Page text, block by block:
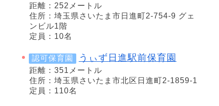
距離：252メートル
住所：埼玉県さいたま市日進町2-754-9 グェ
ンビル1階
定員：10名
認可保育園 うぃず日進駅前保育園
距離：351メートル
住所：埼玉県さいたま市北区日進町2-1859-1
定員：110名